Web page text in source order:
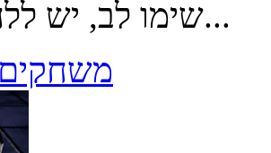
שימו לב, יש ללחוץ על...